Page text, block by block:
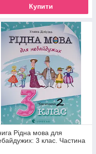
Купити
Рідна мова для
3 клас. Частина